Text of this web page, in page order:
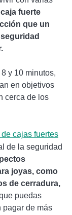
fuerte
que un
y 10 minutos,
en objetivos
cerca de los
cajas fuertes
de la seguridad
joyas, como
de cerradura,
puedas
pagar de más